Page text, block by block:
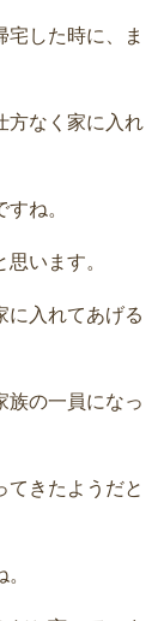
宅した時に、ま
方なく家に入れ
すね。
います。
に入れてあげる
族の一員になっ
てきたようだと